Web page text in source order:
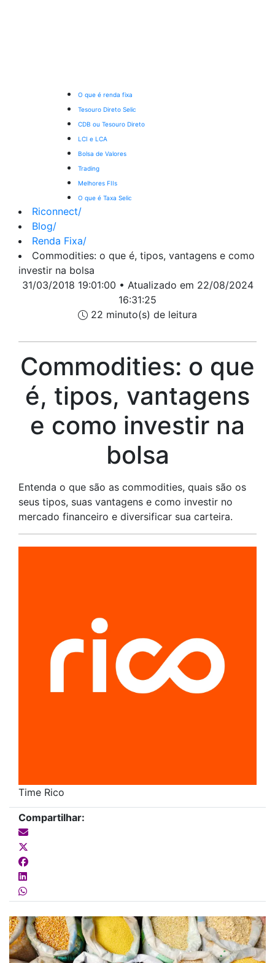
O que é renda fixa
Tesouro Direto Selic
CDB ou Tesouro Direto
LCI e LCA
Bolsa de Valores
Trading
Melhores FIIs
O que é Taxa Selic
Riconnect/
Blog/
Renda Fixa/
Commodities: o que é, tipos, vantagens e como
investir na bolsa
31/03/2018 19:01:00 • Atualizado em 22/08/2024
16:31:25
22 minuto(s) de leitura
Commodities: o que
é, tipos, vantagens
e como investir na
bolsa
Entenda o que são as commodities, quais são os
seus tipos, suas vantagens e como investir no
mercado financeiro e diversificar sua carteira.
Time Rico
Compartilhar: